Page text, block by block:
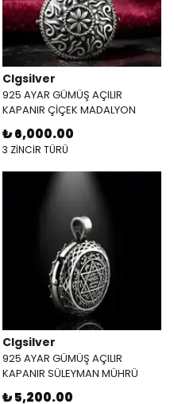
Clgsilver
925 AYAR GÜMÜŞ AÇILIR
KAPANIR ÇİÇEK MADALYON
KOLYE
₺ 6,000.00
3 ZİNCİR TÜRÜ
Clgsilver
925 AYAR GÜMÜŞ AÇILIR
KAPANIR SÜLEYMAN MÜHRÜ
İŞLEMELİ MUSKA KOLYE
₺ 5,200.00